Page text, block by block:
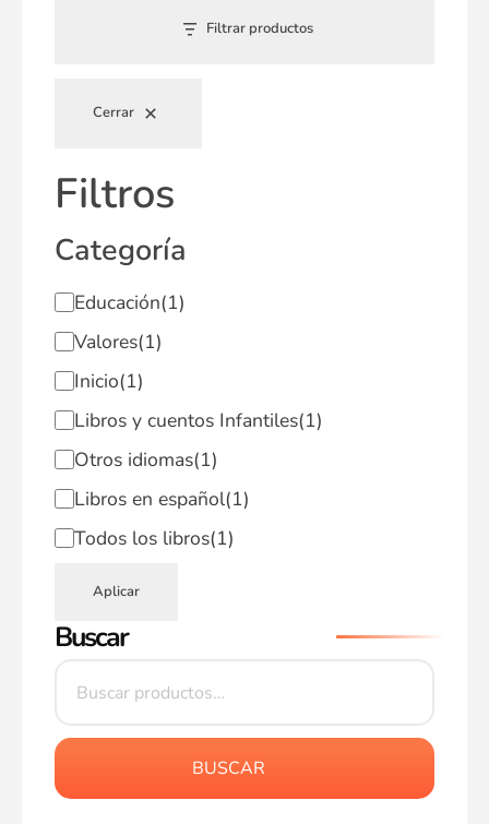
Filtrar productos
Cerrar
Filtros
Categoría
Educación(1)
Valores(1)
Inicio(1)
Libros y cuentos Infantiles(1)
Otros idiomas(1)
Libros en español(1)
Todos los libros(1)
Aplicar
Buscar
BUSCAR